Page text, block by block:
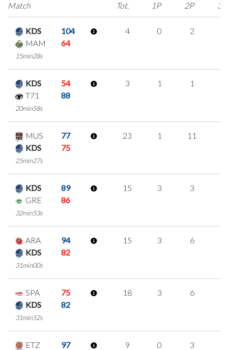
Match
Tot.
1P 2P 3P
KDS
104
MAM
64
15min28s
4 0 2
KDS
54
T71
88
20min58s
3 1 1
MUS
77
KDS
75
25min27s
23 1 11
KDS
89
GRE
86
32min53s
15 3 3
ARA
94
KDS
82
31min00s
15 3 6
SPA
75
KDS
82
31min52s
18 3 6
ETZ
97
9 0 3